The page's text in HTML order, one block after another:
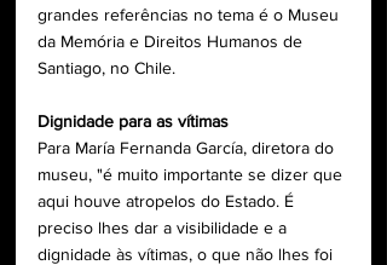
grandes referências no tema é o Museu
da Memória e Direitos Humanos de
Santiago, no Chile.
Dignidade para as vítimas
Para María Fernanda García, diretora do
museu, "é muito importante se dizer que
aqui houve atropelos do Estado. É
preciso lhes dar a visibilidade e a
dignidade às vítimas, o que não lhes foi